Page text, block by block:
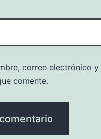
correo electrónico
comente.